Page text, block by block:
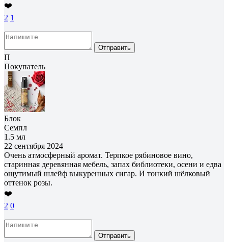
❤️
2 1
Отправить
П
Покупатель
Блок
Семпл
1.5 мл
22 сентября 2024
Очень атмосферный аромат. Терпкое рябиновое вино,
старинная деревянная мебель, запах библиотеки, осени и едва
ощутимый шлейф выкуренных сигар. И тонкий шёлковый
оттенок розы.
❤️
2 0
Отправить